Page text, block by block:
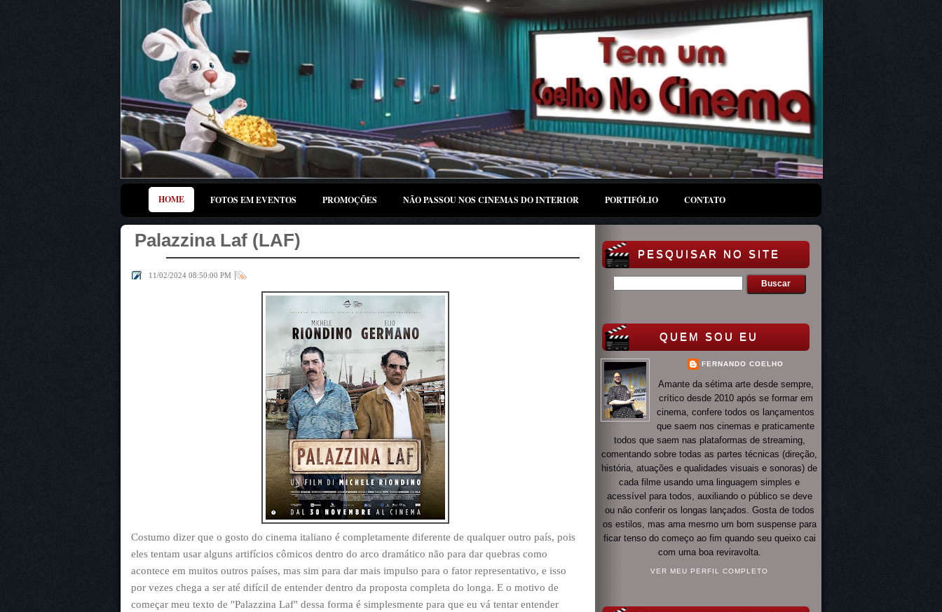
HOME FOTOS EM EVENTOS PROMOÇÕES NÃO PASSOU NOS CINEMAS DO INTERIOR PORTIFÓLIO CONTATO
Palazzina Laf (LAF)
11/02/2024 08:50:00 PM |
Costumo dizer que o gosto do cinema italiano é completamente diferente de qualquer outro país, pois
eles tentam usar alguns artifícios cômicos dentro do arco dramático não para dar quebras como
acontece em muitos outros países, mas sim para dar mais impulso para o fator representativo, e isso
por vezes chega a ser até difícil de entender dentro da proposta completa do longa. E o motivo de
começar meu texto de "Palazzina Laf" dessa forma é simplesmente para que eu vá tentar entender
PESQUISAR NO SITE
QUEM SOU EU
FERNANDO COELHO
Amante da sétima arte desde sempre,
crítico desde 2010 após se formar em
cinema, confere todos os lançamentos
que saem nos cinemas e praticamente
todos que saem nas plataformas de streaming,
comentando sobre todas as partes técnicas (direção,
história, atuações e qualidades visuais e sonoras) de
cada filme usando uma linguagem simples e
acessível para todos, auxiliando o público se deve
ou não conferir os longas lançados. Gosta de todos
os estilos, mas ama mesmo um bom suspense para
ficar tenso do começo ao fim quando seu queixo cai
com uma boa reviravolta.
VER MEU PERFIL COMPLETO